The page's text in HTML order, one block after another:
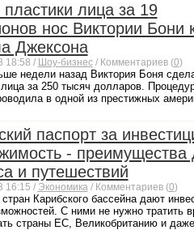
лица за 19
нос Виктории Бони
Джексона
18:58 / Шоу-бизнес/ Комментариев (0)
недели назад Виктория Боня
за 250 тысяч долларов.
в одной из престижных
паспорт за
- преимущества
и путешествий
16:15 / Экономика/ Комментариев (0)
стран Карибского бассейна дают
С ними не нужно тратить
страны ЕС, Великобританию и